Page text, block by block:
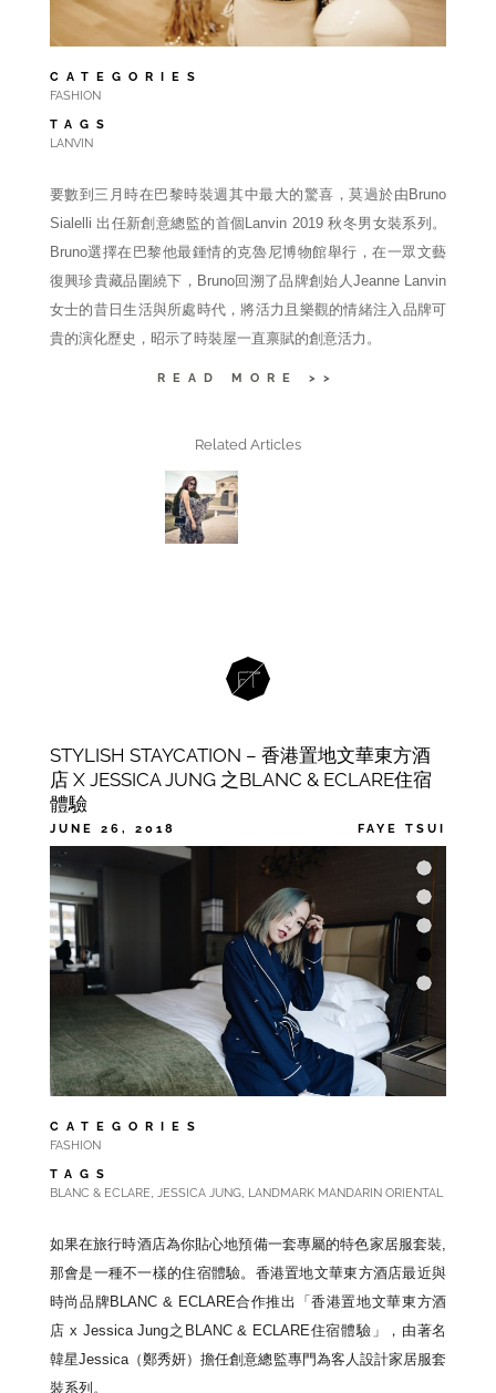
CATEGORIES
FASHION
TAGS
LANVIN
要數到三月時在巴黎時裝週其中最大的驚喜，莫過於由Bruno
Sialelli 出任新創意總監的首個Lanvin 2019 秋冬男女裝系列。
Bruno選擇在巴黎他最鍾情的克魯尼博物館舉行，在一眾文藝
復興珍貴藏品圍繞下，Bruno回溯了品牌創始人Jeanne Lanvin
女士的昔日生活與所處時代，將活力且樂觀的情緒注入品牌可
貴的演化歷史，昭示了時裝屋一直禀賦的創意活力。
READ MORE >>
Related Articles
STYLISH STAYCATION – 香港置地文華東方酒
店 X JESSICA JUNG 之BLANC & ECLARE住宿
體驗
JUNE 26, 2018 FAYE TSUI
CATEGORIES
FASHION
TAGS
BLANC & ECLARE JESSICA JUNG, LANDMARK MANDARIN ORIENTAL
如果在旅行時酒店為你貼心地預備一套專屬的特色家居服套裝,
那會是一種不一樣的住宿體驗。 香港置地文華東方酒店最近與
時尚品牌BLANC & ECLARE合作推出「香港置地文華東方酒
店 x Jessica Jung之BLANC & ECLARE住宿體驗」，由著名
韓星Jessica（鄭秀妍）擔任創意總監專門為客人設計家居服套
裝系列。